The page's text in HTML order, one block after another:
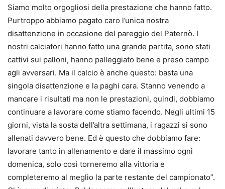
Siamo molto orgogliosi della prestazione che hanno fatto.
Purtroppo abbiamo pagato caro l’unica nostra
disattenzione in occasione del pareggio del Paternò. I
nostri calciatori hanno fatto una grande partita, sono stati
cattivi sui palloni, hanno palleggiato bene e preso campo
agli avversari. Ma il calcio è anche questo: basta una
singola disattenzione e la paghi cara. Stanno venendo a
mancare i risultati ma non le prestazioni, quindi, dobbiamo
continuare a lavorare come stiamo facendo. Negli ultimi 15
giorni, vista la sosta dell’altra settimana, i ragazzi si sono
allenati davvero bene. Ed è questo che dobbiamo fare:
lavorare tanto in allenamento e dare il massimo ogni
domenica, solo così torneremo alla vittoria e
completeremo al meglio la parte restante del campionato”.